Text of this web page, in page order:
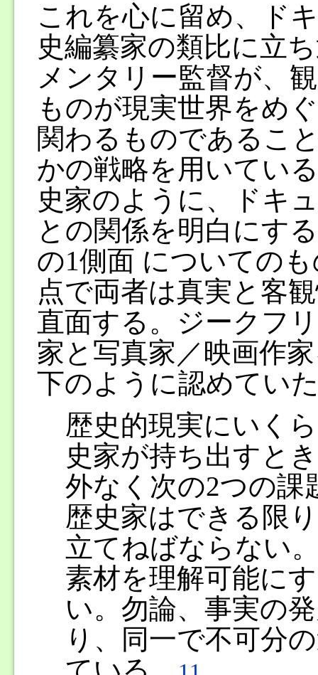
これを心に留め、ド
史編纂家の類比に立
メンタリー監督が、
ものが現実世界をめ
関わるものであるこ
かの戦略を用いてい
史家のように、ドキ
との関係を明白にす
の1側面 についての
点で両者は真実と客
直面する。ジークフ
家と写真家／映画作
下のように認めてい
歴史的現実にいく
史家が持ち出すと
外なく次の2つの課
歴史家はできる限
立てねばならない
素材を理解可能に
い。勿論、事実の
り、同一で不可分